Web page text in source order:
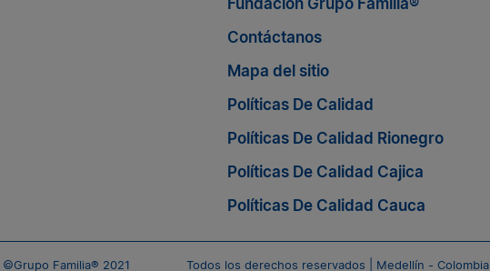
Contáctanos
Mapa del sitio
Políticas De Calidad
Políticas De Calidad Rionegro
Políticas De Calidad Cajica
Políticas De Calidad Cauca
©Grupo Familia® 2021 Todos los derechos reservados | Medellín - Colombia